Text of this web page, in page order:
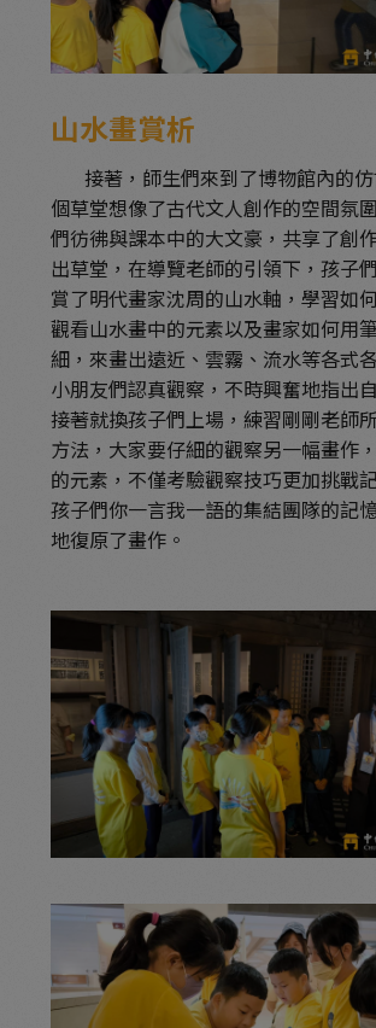
山水畫賞析
接著，師生們來到了博物館內的仿
個草堂想像了古代文人創作的空間氛
們彷彿與課本中的大文豪，共享了創
出草堂，在導覽老師的引領下，孩子
賞了明代畫家沈周的山水軸，學習如
觀看山水畫中的元素以及畫家如何用
細，來畫出遠近、雲霧、流水等各式
小朋友們認真觀察，不時興奮地指出
接著就換孩子們上場，練習剛剛老師
方法，大家要仔細的觀察另一幅畫作
的元素，不僅考驗觀察技巧更加挑戰
孩子們你一言我一語的集結團隊的記
地復原了畫作。